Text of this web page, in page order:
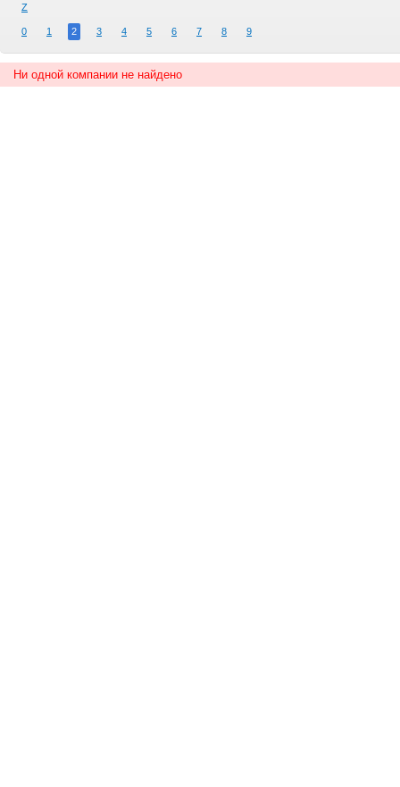
Z
0 1 2 3 4 5 6 7 8 9
Ни одной компании не найдено